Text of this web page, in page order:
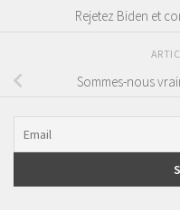
Rejetez Biden et
Sommes-nous